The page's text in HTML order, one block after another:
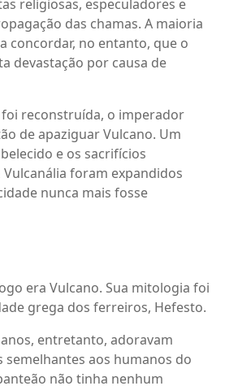
religiosas, especuladores e
das chamas. A maioria
concordar, no entanto, que o
devastação por causa de
foi reconstruída, o imperador
de apaziguar Vulcano. Um
e os sacrifícios
foram expandidos
nunca mais fosse
era Vulcano. Sua mitologia foi
grega dos ferreiros, Hefesto.
entretanto, adoravam
semelhantes aos humanos do
não tinha nenhum